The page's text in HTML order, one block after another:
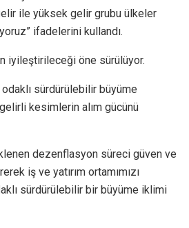
ile yüksek gelir grubu ülkeler
ifadelerini kullandı.
iyileştirileceği öne sürülüyor.
odaklı sürdürülebilir büyüme
kesimlerin alım gücünü
dezenflasyon süreci güven ve
iş ve yatırım ortamımızı
sürdürülebilir bir büyüme iklimi